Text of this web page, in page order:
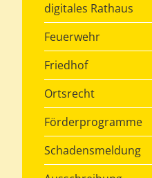
digitales Rathaus
Feuerwehr
Friedhof
Ortsrecht
Förderprogramme
Schadensmeldung